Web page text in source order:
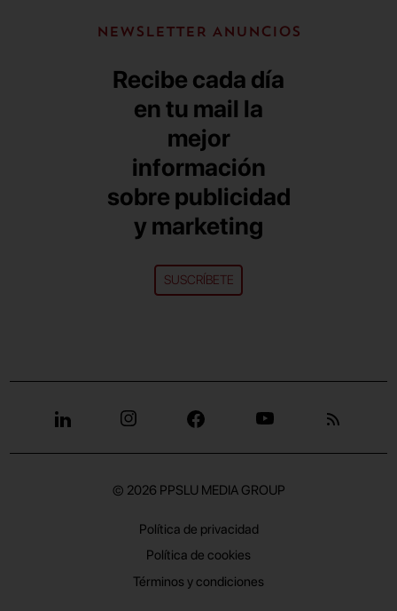
NEWSLETTER ANUNCIOS
Recibe cada día
en tu mail la
mejor
información
sobre publicidad
y marketing
SUSCRÍBETE
© 2026 PPSLU MEDIA GROUP
Política de privacidad
Política de cookies
Términos y condiciones